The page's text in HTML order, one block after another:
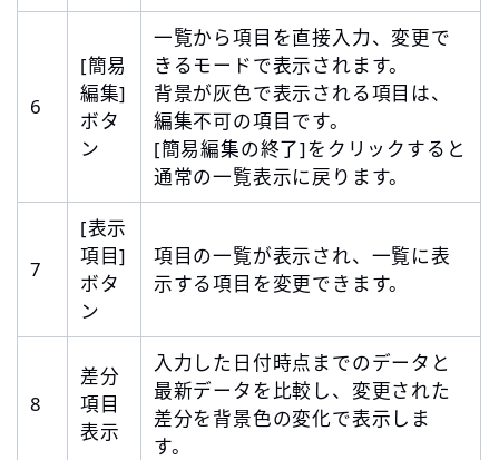
6
[簡易
編集]
ボタ
ン
一覧から項目を直接入力、変更で
きるモードで表示されます。
背景が灰色で表示される項目は、
編集不可の項目です。
[簡易編集の終了]をクリックすると
通常の一覧表示に戻ります。
7
[表示
項目]
ボタ
ン
項目の一覧が表示され、一覧に表
示する項目を変更できます。
8
差分
項目
表示
入力した日付時点までのデータと
最新データを比較し、変更された
差分を背景色の変化で表示しま
す。